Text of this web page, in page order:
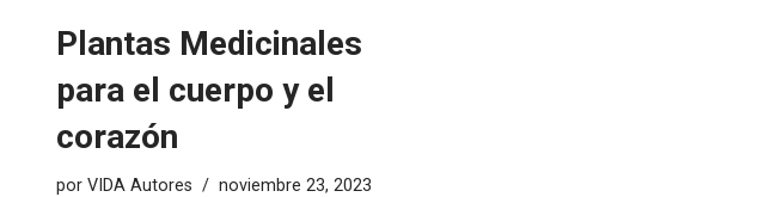
Plantas Medicinales
para el cuerpo y el
corazón
por VIDA Autores noviembre 23, 2023